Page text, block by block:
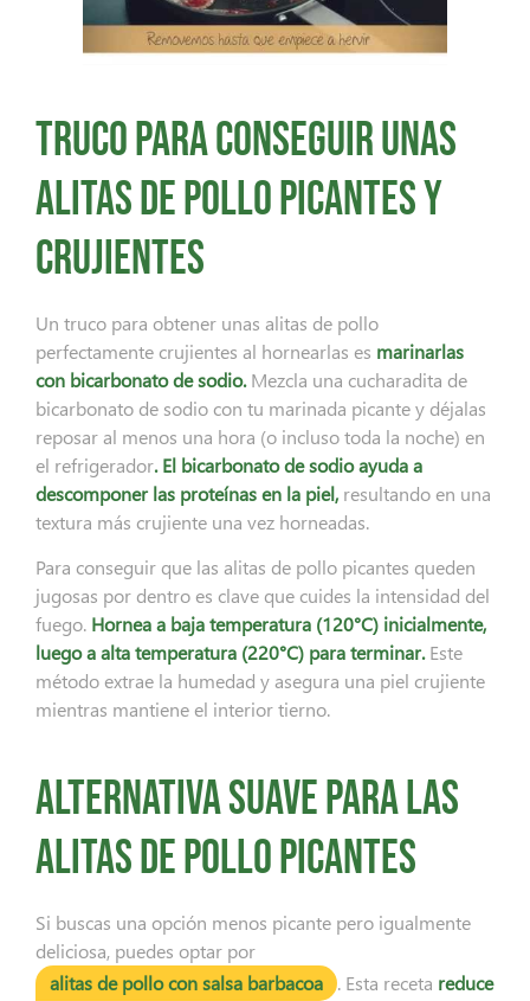
Truco para conseguir unas
alitas de pollo picantes y
crujientes
Un truco para obtener unas alitas de pollo
perfectamente crujientes al hornearlas es marinarlas
con bicarbonato de sodio.Mezcla una cucharadita de
bicarbonato de sodio con tu marinada picante y déjalas
reposar al menos una hora (o incluso toda la noche) en
el refrigerador. El bicarbonato de sodio ayuda a
descomponer las proteínas en la piel, resultando en una
textura más crujiente una vez horneadas.
Para conseguir que las alitas de pollo picantes queden
jugosas por dentro es clave que cuides la intensidad del
fuego. Hornea a baja temperatura (120°C) inicialmente,
luego a alta temperatura (220°C) para terminar.Este
método extrae la humedad y asegura una piel crujiente
mientras mantiene el interior tierno.
Alternativa suave para las
alitas de pollo picantes
Si buscas una opción menos picante pero igualmente
deliciosa, puedes optar por
alitas de pollo con salsa barbacoa
. Esta receta reduce